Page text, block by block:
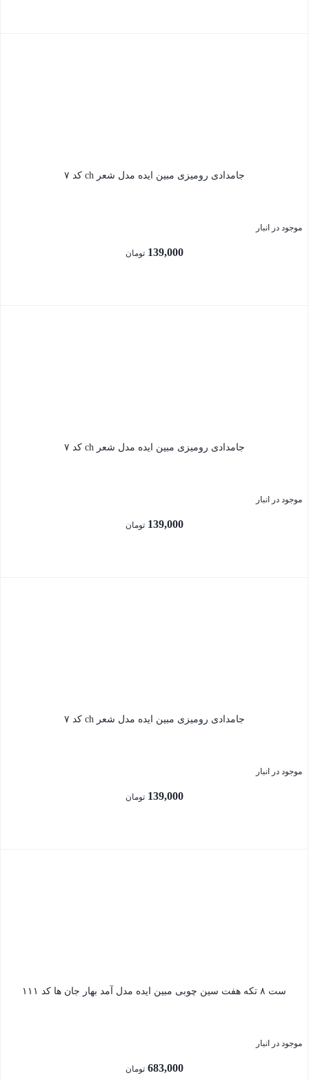
جامدادی رومیزی مبین ایده مدل شعر ch کد ۷
موجود در انبار
139,000 تومان
جامدادی رومیزی مبین ایده مدل شعر ch کد ۷
موجود در انبار
139,000 تومان
جامدادی رومیزی مبین ایده مدل شعر ch کد ۷
موجود در انبار
139,000 تومان
ست ۸ تکه هفت سین چوبی مبین ایده مدل آمد بهار جان ها کد ۱۱۱
موجود در انبار
683,000 تومان